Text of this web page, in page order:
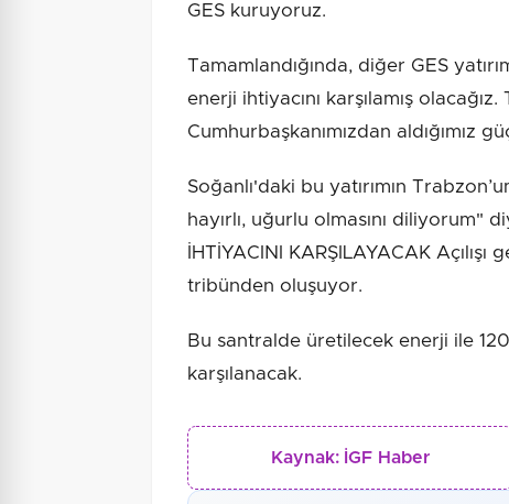
GES kuruyoruz.
Tamamlandığında, diğer GES
enerji ihtiyacını karşılamış olacağız.
Cumhurbaşkanımızdan aldığımız
Soğanlı'daki bu yatırımın
hayırlı, uğurlu olmasını diliyorum"
İHTİYACINI KARŞILAYACAK
tribünden oluşuyor.
Bu santralde üretilecek enerji ile
karşılanacak.
Kaynak: İGF Haber